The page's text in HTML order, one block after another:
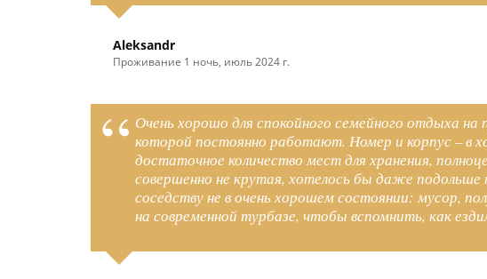
Aleksandr
Проживание 1 ночь, июль 2024 г.
Очень хорошо для спокойного семейного отдыха
которой постоянно работают. Номер и корпус – в
достаточное количество мест для хранения,
совершенно не крутая, хотелось бы даже подольше
соседству не в очень хорошем состоянии: мусор,
на современной турбазе, чтобы вспомнить, как